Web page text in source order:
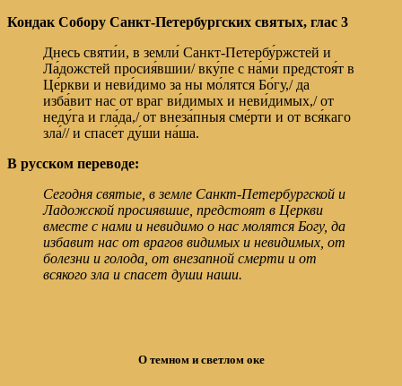
Кондак Собору Санкт-Петербургских святых, глас 3
Днесь святи́и, в земли́ Санкт-Петербу́ржстей и
Ла́дожстей просия́вшии/ вку́пе с на́ми предстоя́т в
Це́ркви и неви́димо за ны мо́лятся Бо́гу,/ да
изба́вит нас от враг ви́димых и неви́димых,/ от
неду́га и гла́да,/ от внеза́пныя сме́рти и от вся́каго
зла́// и спасе́т ду́ши на́ша.
В русском переводе:
Сегодня святые, в земле Санкт-Петербургской и
Ладожской просиявшие, предстоят в Церкви
вместе с нами и невидимо о нас молятся Богу, да
избавит нас от врагов видимых и невидимых, от
болезни и голода, от внезапной смерти и от
всякого зла и спасет души наши.
О темном и светлом оке